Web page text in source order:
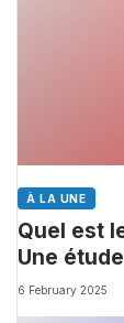
À LA UNE
Quel est
Une
6 February 2025